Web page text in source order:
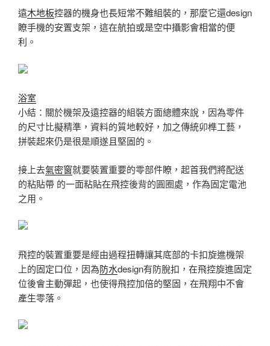
遠木地板控器的機身也長短常不難組裝的，那麼它還design
瞭手機的安置支架，這在航拍或是空中攝影會相當的便
利。
浴室
小結：關於機架及遠控器的組裝方面總體來說，因為零件
的尺寸比擬精準，資料的質地較好，加之傳統卯榫工藝，
拼裝起來仍是很是順遂且堅固的。
接上去氣密窗就要裝置重要的零部件瞭，起首我們將配送
的粘貼帶 的一面粘貼在飛控後背的圓圈處，作為固定電池
之用。
飛控的裝置重要是經由過程扭轉讓其底部的卡扣旋進機架
上的固定口位，因為防水design有防脫扣，在飛控旋進固定
位後會主動彈起，也使得飛控加倍的堅固，在飛翔中不會
產生零落。